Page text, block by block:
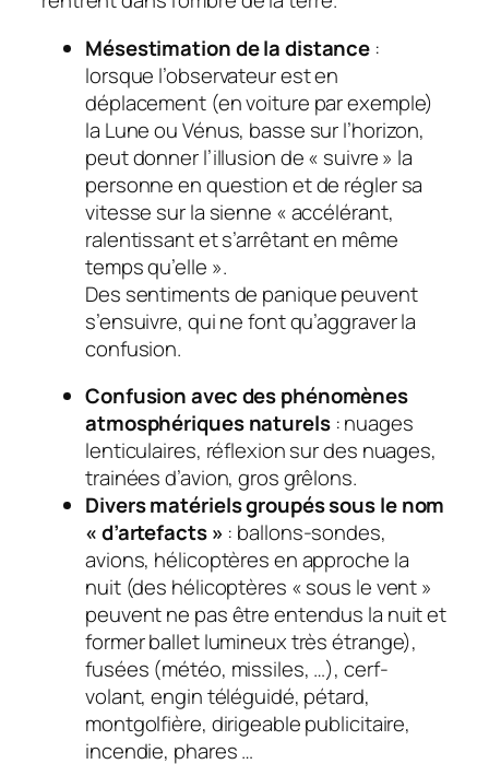
Mésestimation de la distance :
lorsque l’observateur est en
déplacement (en voiture par exemple)
la Lune ou Vénus, basse sur l’horizon,
peut donner l’illusion de « suivre » la
personne en question et de régler sa
vitesse sur la sienne « accélérant,
ralentissant et s’arrêtant en même
temps qu’elle ».
Des sentiments de panique peuvent
s’ensuivre, qui ne font qu’aggraver la
confusion.
Confusion avec des phénomènes
atmosphériques naturels: nuages
lenticulaires, réflexion sur des nuages,
trainées d’avion, gros grêlons.
Divers matériels groupés sous le nom
« d’artefacts » : ballons-sondes,
avions, hélicoptères en approche la
nuit (des hélicoptères « sous le vent »
peuvent ne pas être entendus la nuit et
former ballet lumineux très étrange),
fusées (météo, missiles, …), cerf-
volant, engin téléguidé, pétard,
montgolfière, dirigeable publicitaire,
incendie, phares …